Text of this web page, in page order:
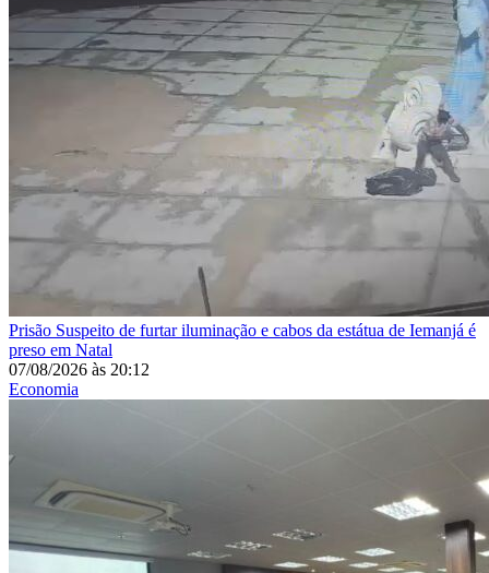
Prisão Suspeito de furtar iluminação e cabos da estátua de Iemanjá é
preso em Natal
07/08/2026 às 20:12
Economia